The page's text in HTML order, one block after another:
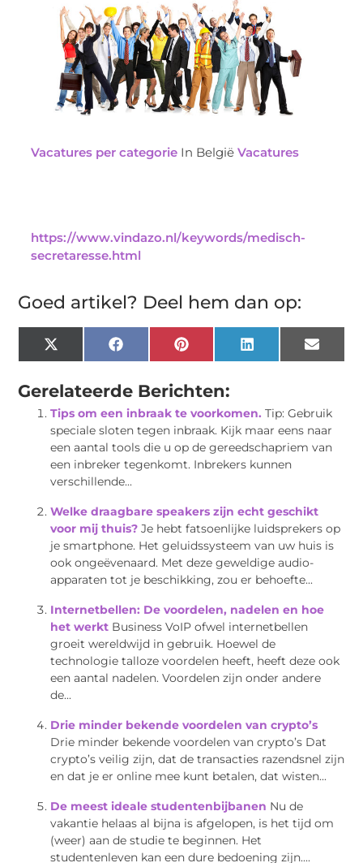
Vacatures per categorie In BelgiëVacatures
https://www.vindazo.nl/keywords/medisch-
secretaresse.html
Goed artikel? Deel hem dan op:
X
(Twitter)
FacebookPinterestLinkedInEmail
Gerelateerde Berichten:
Tips om een inbraak te voorkomen. Tip: Gebruik
speciale sloten tegen inbraak. Kijk maar eens naar
een aantal tools die u op de gereedschapriem van
een inbreker tegenkomt. Inbrekers kunnen
verschillende...
Welke draagbare speakers zijn echt geschikt
voor mij thuis? Je hebt fatsoenlijke luidsprekers op
je smartphone. Het geluidssysteem van uw huis is
ook ongeëvenaard. Met deze geweldige audio-
apparaten tot je beschikking, zou er behoefte...
Internetbellen: De voordelen, nadelen en hoe
het werkt Business VoIP ofwel internetbellen
groeit wereldwijd in gebruik. Hoewel de
technologie talloze voordelen heeft, heeft deze ook
een aantal nadelen. Voordelen zijn onder andere
de...
Drie minder bekende voordelen van crypto’s
Drie minder bekende voordelen van crypto’s Dat
crypto’s veilig zijn, dat de transacties razendsnel zijn
en dat je er online mee kunt betalen, dat wisten...
De meest ideale studentenbijbanen Nu de
vakantie helaas al bijna is afgelopen, is het tijd om
(weer) aan de studie te beginnen. Het
studentenleven kan een dure bedoening zijn....